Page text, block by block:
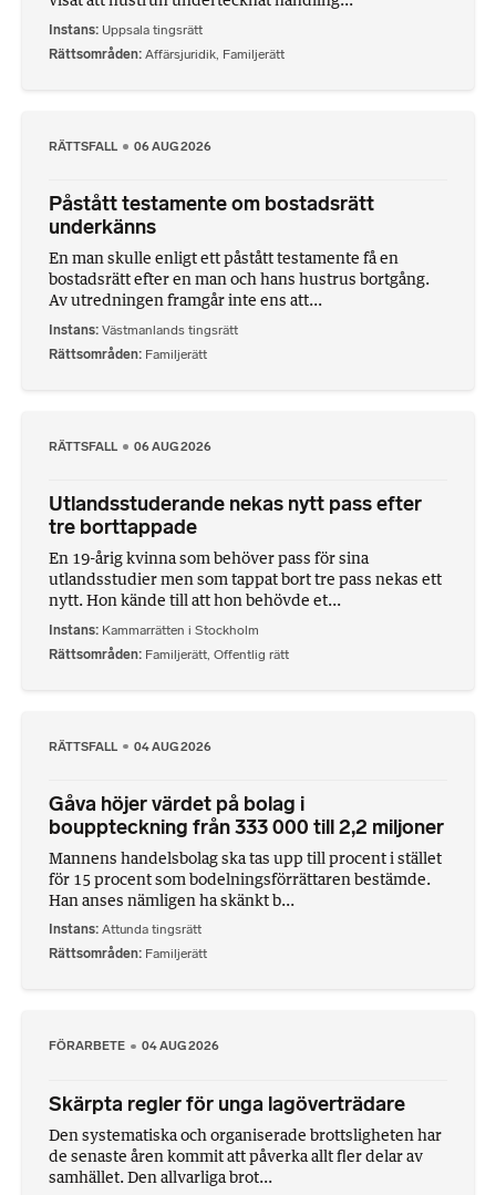
Instans Uppsala tingsrätt
Rättsområden Affärsjuridik, Familjerätt
RÄTTSFALL 06 AUG 2026
Påstått testamente om bostadsrätt
underkänns
En man skulle enligt ett påstått testamente få en
bostadsrätt efter en man och hans hustrus bortgång.
Av utredningen framgår inte ens att...
Instans Västmanlands tingsrätt
Rättsområden Familjerätt
RÄTTSFALL 06 AUG 2026
Utlandsstuderande nekas nytt pass efter
tre borttappade
En 19-årig kvinna som behöver pass för sina
utlandsstudier men som tappat bort tre pass nekas ett
nytt. Hon kände till att hon behövde et...
Instans Kammarrätten i Stockholm
Rättsområden Familjerätt Offentlig rätt
RÄTTSFALL 04 AUG 2026
Gåva höjer värdet på bolag i
bouppteckning från 333 000 till 2,2 miljoner
Mannens handelsbolag ska tas upp till procent i stället
för 15 procent som bodelningsförrättaren bestämde.
Han anses nämligen ha skänkt b...
Instans Attunda tingsrätt
Rättsområden Familjerätt
FÖRARBETE 04 AUG 2026
Skärpta regler för unga lagöverträdare
Den systematiska och organiserade brottsligheten har
de senaste åren kommit att påverka allt fler delar av
samhället. Den allvarliga brot...